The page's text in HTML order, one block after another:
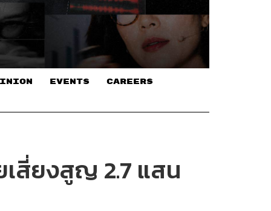
EVENTS CAREERS
เสี่ยงสูญ 2.7 แสน